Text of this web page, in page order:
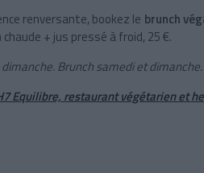
renversante, bookez le brunch
+ jus pressé à froid, 25 €.
Brunch samedi et dimanche.
Equilibre, restaurant végétarien et